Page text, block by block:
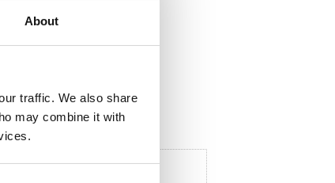
About
traffic. We also share
may combine it with
dig